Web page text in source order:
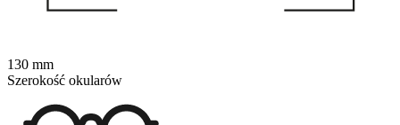
130 mm
Szerokość okularów